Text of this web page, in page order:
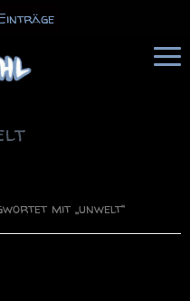
mit „unwelt“